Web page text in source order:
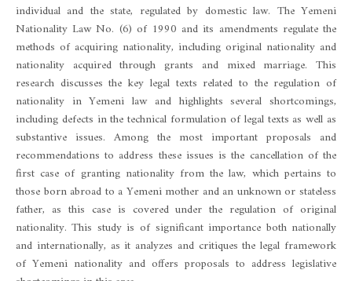
individual and the state, regulated by domestic law. The Yemeni
Nationality Law No. (6) of 1990 and its amendments regulate the
methods of acquiring nationality, including original nationality and
nationality acquired through grants and mixed marriage. This
research discusses the key legal texts related to the regulation of
nationality in Yemeni law and highlights several shortcomings,
including defects in the technical formulation of legal texts as well as
substantive issues. Among the most important proposals and
recommendations to address these issues is the cancellation of the
first case of granting nationality from the law, which pertains to
those born abroad to a Yemeni mother and an unknown or stateless
father, as this case is covered under the regulation of original
nationality. This study is of significant importance both nationally
and internationally, as it analyzes and critiques the legal framework
of Yemeni nationality and offers proposals to address legislative